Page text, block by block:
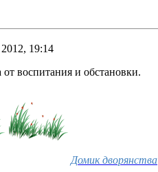
19:14
воспитания и обстановки.
Домик дворянства